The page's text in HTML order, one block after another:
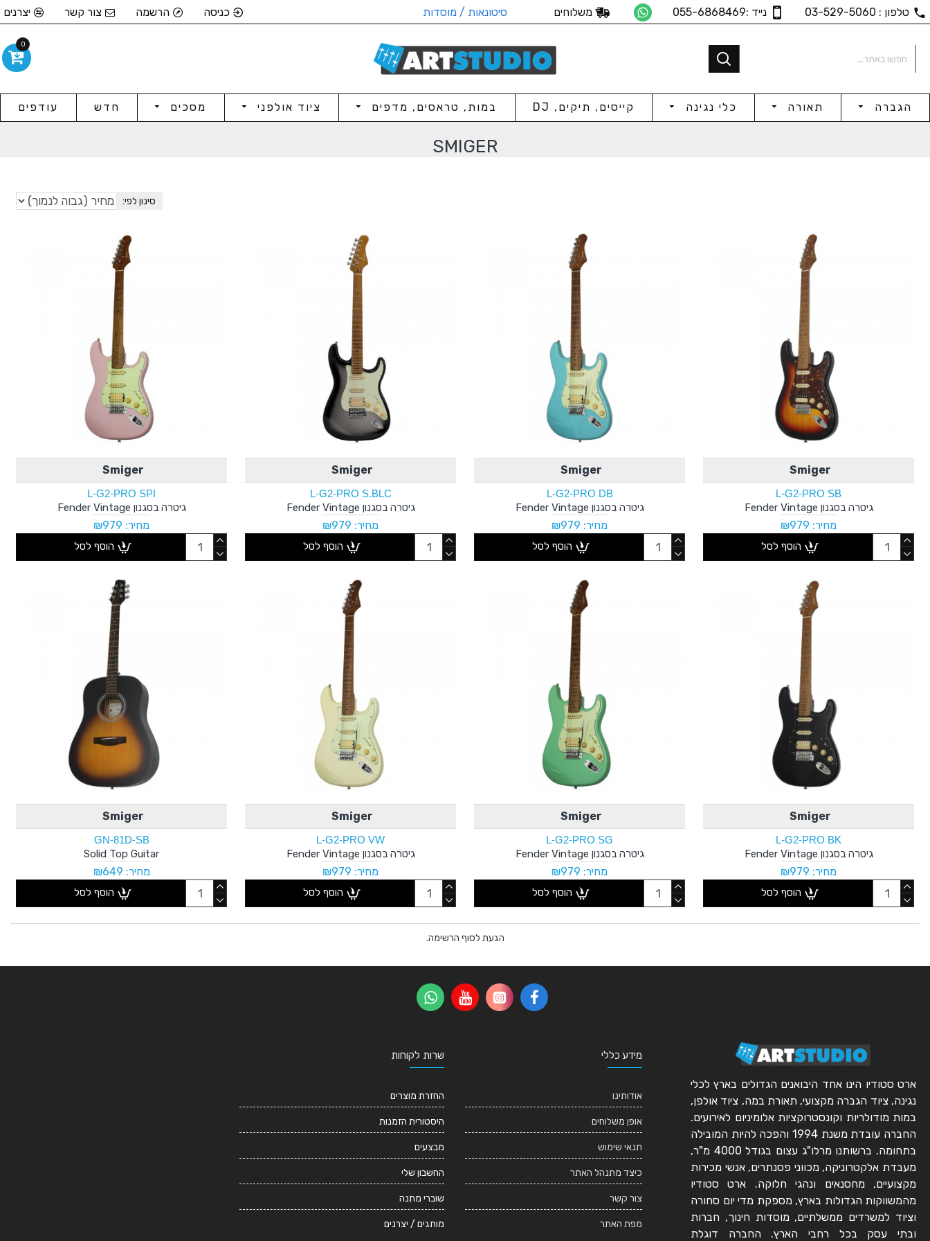
טלפון : 03-529-5060 נייד :055-6868469 משלוחים סיטונאות / מוסדות כניסה הרשמה צור קשר יצרנים
הגברה תאורה כלי נגינה קייסים, תיקים, DJ במות, טראסים, מדפים ציוד אולפני מסכים חדש עודפים
SMIGER
סינון לפי:
Smiger
L-G2-PRO SB
גיטרה בסגנון Fender Vintage
מחיר: ₪979
הוסף לסל
Smiger
L-G2-PRO DB
גיטרה בסגנון Fender Vintage
מחיר: ₪979
הוסף לסל
Smiger
L-G2-PRO S.BLC
גיטרה בסגנון Fender Vintage
מחיר: ₪979
הוסף לסל
Smiger
L-G2-PRO SPI
גיטרה בסגנון Fender Vintage
מחיר: ₪979
הוסף לסל
Smiger
L-G2-PRO BK
גיטרה בסגנון Fender Vintage
מחיר: ₪979
הוסף לסל
Smiger
L-G2-PRO SG
גיטרה בסגנון Fender Vintage
מחיר: ₪979
הוסף לסל
Smiger
L-G2-PRO VW
גיטרה בסגנון Fender Vintage
מחיר: ₪979
הוסף לסל
Smiger
GN-81D-SB
Solid Top Guitar
מחיר: ₪649
הוסף לסל
הגעת לסוף הרשימה.
ארט סטודיו הינו אחד היבואנים הגדולים בארץ לכלי
נגינה, ציוד הגברה מקצועי, תאורת במה, ציוד אולפן,
במות מודולריות וקונסטרוקציות אלומיניום לאירועים.
החברה עובדת משנת 1994 והפכה להיות המובילה
בתחומה. ברשותנו מרלו"ג עצום בגודל 4000 מ"ר,
מעבדת אלקטרוניקה, מכווני פסנתרים, אנשי מכירות
מקצועיים, מחסנאים ונהגי חלוקה. ארט סטודיו
מהמשווקות הגדולות בארץ, מספקת מדי יום סחורה
וציוד למשרדים ממשלתיים, מוסדות חינוך, חברות
ובתי עסק בכל רחבי הארץ. החברה דוגלת
מידע כללי
אודותינו
אופן משלוחים
תנאי שימוש
כיצד מתנהל האתר
צור קשר
מפת האתר
שרות לקוחות
החזרת מוצרים
היסטורית הזמנות
מבצעים
החשבון שלי
שוברי מתנה
מותגים / יצרנים
0